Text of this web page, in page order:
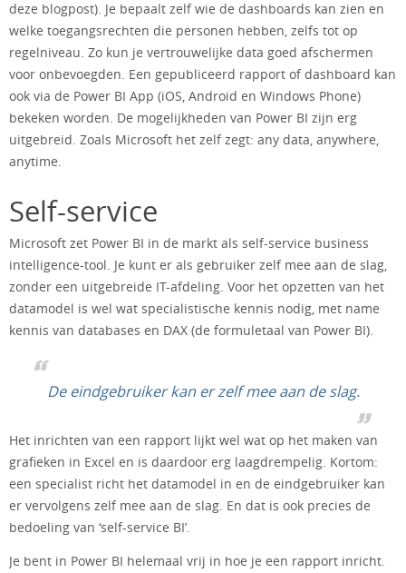
deze blogpost). Je bepaalt zelf wie de dashboards kan zien en
welke toegangsrechten die personen hebben, zelfs tot op
regelniveau. Zo kun je vertrouwelijke data goed afschermen
voor onbevoegden. Een gepubliceerd rapport of dashboard kan
ook via de Power BI App (iOS, Android en Windows Phone)
bekeken worden. De mogelijkheden van Power BI zijn erg
uitgebreid. Zoals Microsoft het zelf zegt: any data, anywhere,
anytime.
Self-service
Microsoft zet Power BI in de markt als self-service business
intelligence-tool. Je kunt er als gebruiker zelf mee aan de slag,
zonder een uitgebreide IT-afdeling. Voor het opzetten van het
datamodel is wel wat specialistische kennis nodig, met name
kennis van databases en DAX (de formuletaal van Power BI).
De eindgebruiker kan er zelf mee aan de slag.
Het inrichten van een rapport lijkt wel wat op het maken van
grafieken in Excel en is daardoor erg laagdrempelig. Kortom:
een specialist richt het datamodel in en de eindgebruiker kan
er vervolgens zelf mee aan de slag. En dat is ook precies de
bedoeling van ‘self-service BI’.
Je bent in Power BI helemaal vrij in hoe je een rapport inricht.